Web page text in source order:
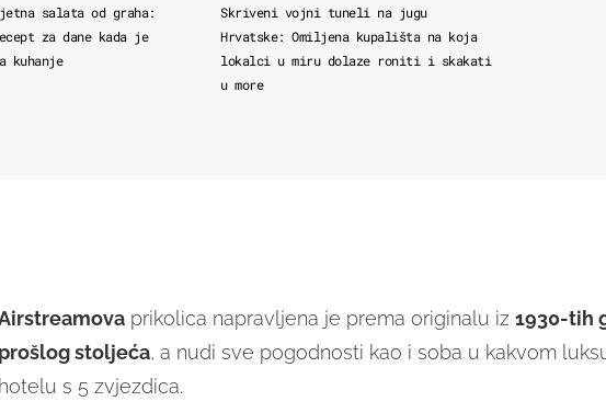
salata od graha:
za dane kada je
kuhanje
Skriveni vojni tuneli na jugu
Hrvatske: Omiljena kupališta na koja
lokalci u miru dolaze roniti i skakati
u more
prikolica napravljena je prema originalu iz 1930-tih
prošlog stoljeća, a nudi sve pogodnosti kao i soba u kakvom
hotelu s 5 zvjezdica.